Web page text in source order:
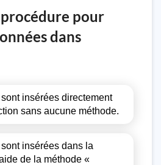
pour
dans
insérées directement
sans aucune méthode.
insérées dans la
de la méthode «